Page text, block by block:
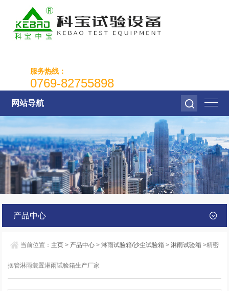
服务热线：
0769-82755898
网站导航
产品中心
当前位置： 主页 > 产品中心 >淋雨试验箱/沙尘试验箱 >淋雨试验箱 >精密
摆管淋雨装置淋雨试验箱生产厂家